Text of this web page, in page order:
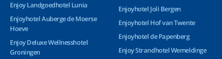
Enjoy Landgoedhotel Lunia
Enjoyhotel Auberge de Moerse
Hoeve
Enjoy Deluxe Wellnesshotel
Groningen
Enjoyhotel Joli Bergen
Enjoyhotel Hof van Twente
Enjoyhotel de Papenberg
Enjoy Strandhotel Wemeldinge